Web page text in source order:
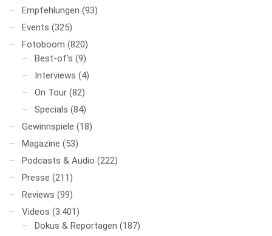
Empfehlungen (93)
Events (325)
Fotoboom (820)
Best-of's (9)
Interviews (4)
On Tour (82)
Specials (84)
Gewinnspiele (18)
Magazine (53)
Podcasts & Audio (222)
Presse (211)
Reviews (99)
Videos (3.401)
Dokus & Reportagen (187)